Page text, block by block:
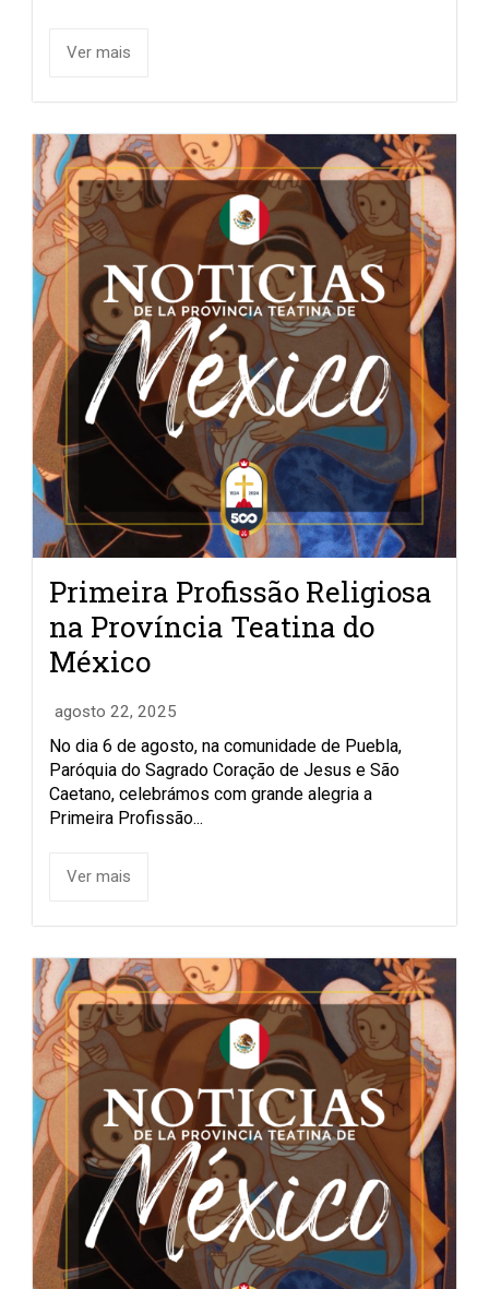
Ver mais
Primeira Profissão Religiosa
na Província Teatina do
México
agosto 22, 2025
No dia 6 de agosto, na comunidade de Puebla,
Paróquia do Sagrado Coração de Jesus e São
Caetano, celebrámos com grande alegria a
Primeira Profissão...
Ver mais